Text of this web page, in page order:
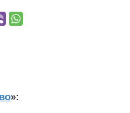
»: